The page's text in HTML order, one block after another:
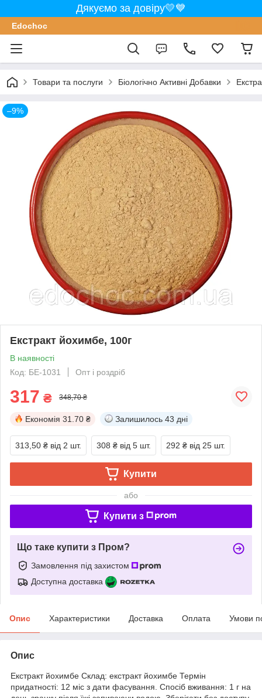
Дякуємо за довіру💛💙
Edochoс
Товари та послуги Біологічно Активні Добавки
–9%
Екстракт йохимбе, 100г
В наявності
Код: БЕ-1031
Опт і роздріб
317 ₴ 348,70 ₴
Економія 31.70 ₴ Залишилось 43 дні
313,50 ₴ від 2 шт. 308 ₴ від 5 шт. 292 ₴ від 25 шт.
Купити
або
Купити з
Що таке купити з Пром?
Замовлення під захистом
Доступна доставка
Опис Характеристики Доставка Оплата Умови
Опис
Екстракт йохимбе Склад: екстракт йохимбе Термін
придатності: 12 міс з дати фасування. Спосіб вживання: 1 г на